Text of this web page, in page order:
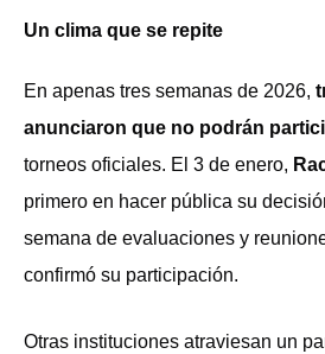
Un clima que se repite
En apenas tres semanas de 2026,
anunciaron que no podrán
torneos oficiales. El 3 de enero,
primero en hacer pública su
semana de evaluaciones y
confirmó su participación.
Otras instituciones atraviesan un